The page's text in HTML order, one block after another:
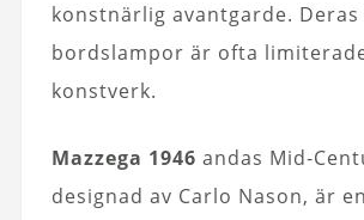
konstnärlig avantgarde. Deras
bordslampor är ofta
konstverk.
Mazzega 1946 andas
designad av Carlo Nason, är